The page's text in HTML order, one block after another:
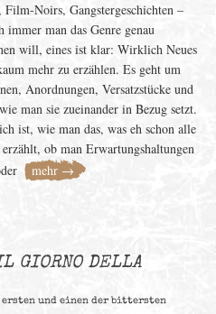
Noirs, Gangstergeschichten –
immer man das Genre genau
will, eines ist klar: Wirklich Neues
mehr zu erzählen. Es geht um
Anordnungen, Versatzstücke und
man sie zueinander in Bezug setzt.
ist, wie man das, was eh schon alle
erzählt, ob man Erwartungshaltungen
mehr →
GIORNO DELLA
und einen der bittersten